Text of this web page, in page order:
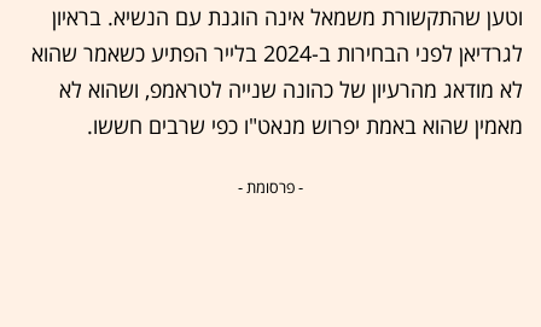
וטען שהתקשורת משמאל אינה הוגנת עם הנשיא. בראיון
לגרדיאן לפני הבחירות ב-2024 בלייר הפתיע כשאמר שהוא
לא מודאג מהרעיון של כהונה שנייה לטראמפ, ושהוא לא
מאמין שהוא באמת יפרוש מנאט"ו כפי שרבים חששו.
- פרסומת -